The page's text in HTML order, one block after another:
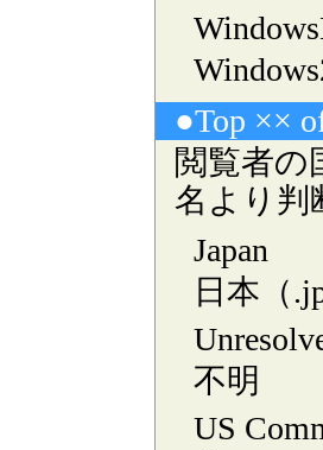
●Top ××
閲覧者の
名より判
Japan
日本（
不明
US